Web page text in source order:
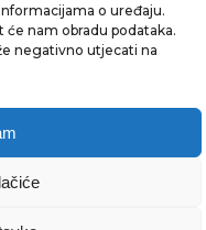
o uređaju.
nam obradu podataka.
negativno utjecati na
prava pridržana.